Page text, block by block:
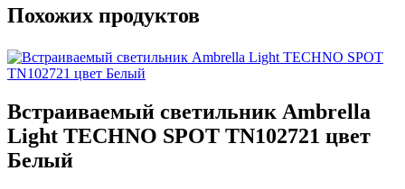
Похожих продуктов
Встраиваемый светильник Ambrella
Light TECHNO SPOT TN102721 цвет
Белый